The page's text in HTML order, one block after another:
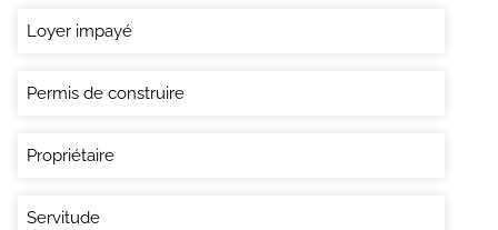
Loyer impayé
Permis de construire
Propriétaire
Servitude